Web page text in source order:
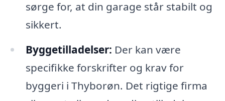
sørge for, at din garage står stabilt og
sikkert.
Byggetilladelser: Der kan være
specifikke forskrifter og krav for
byggeri i Thyborøn. Det rigtige firma